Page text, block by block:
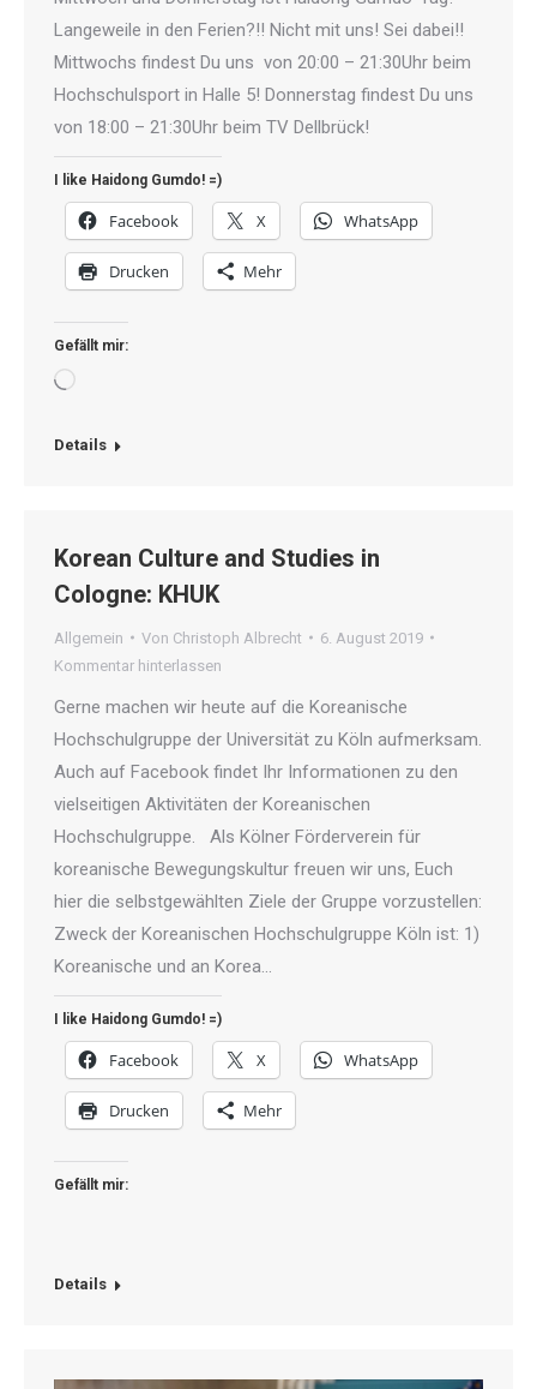
Langeweile in den Ferien?!! Nicht mit uns! Sei dabei!!
Mittwochs findest Du uns von 20:00 – 21:30Uhr beim
Hochschulsport in Halle 5! Donnerstag findest Du uns
von 18:00 – 21:30Uhr beim TV Dellbrück!
I like Haidong Gumdo! =)
Facebook X WhatsApp
Drucken Mehr
Gefällt mir:
Wird
Details
Korean Culture and Studies in
Cologne: KHUK
Allgemein Von Christoph Albrecht
6. August 2019
Kommentar hinterlassen
Gerne machen wir heute auf die Koreanische
Hochschulgruppe der Universität zu Köln aufmerksam.
Auch auf Facebook findet Ihr Informationen zu den
vielseitigen Aktivitäten der Koreanischen
Hochschulgruppe. Als Kölner Förderverein für
koreanische Bewegungskultur freuen wir uns, Euch
hier die selbstgewählten Ziele der Gruppe vorzustellen:
Zweck der Koreanischen Hochschulgruppe Köln ist: 1)
Koreanische und an Korea…
I like Haidong Gumdo! =)
Facebook X WhatsApp
Drucken Mehr
Gefällt mir:
Details